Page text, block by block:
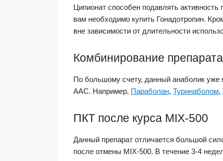
Ципионат способен подавлять
вам необходимо купить Гонадотропин.
вне зависимости от длительности
Комбинирование препарата
По большому счету, данный анаболик уже
ААС. Например, Параболан, Туринаболом,
ПКТ после курса MIX-500
Данный препарат отличается большой
после отмены MIX-500. В течение 3-4